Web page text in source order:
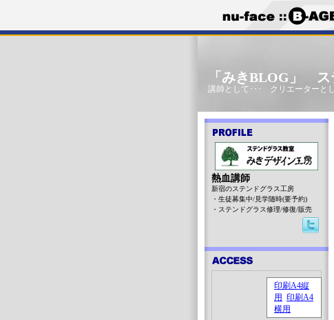
「みきBLOG」 ス
講師として･･･ クリエーターと
熱血講師
新宿のステンドグラス工房
・生徒募集中/見学随時(要予約)
・ステンドグラス修理/修復/販売